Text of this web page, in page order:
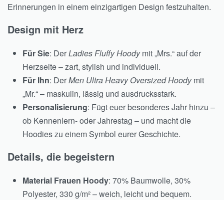
Erinnerungen in einem einzigartigen Design festzuhalten.
Design mit Herz
Für Sie: DerLadies Fluffy Hoodymit „Mrs.“ auf der
Herzseite – zart, stylish und individuell.
Für Ihn: DerMen Ultra Heavy Oversized Hoodymit
„Mr.“ – maskulin, lässig und ausdrucksstark.
Personalisierung: Fügt euer besonderes Jahr hinzu –
ob Kennenlern- oder Jahrestag – und macht die
Hoodies zu einem Symbol eurer Geschichte.
Details, die begeistern
Material Frauen Hoody: 70% Baumwolle, 30%
Polyester, 330 g/m² – weich, leicht und bequem.